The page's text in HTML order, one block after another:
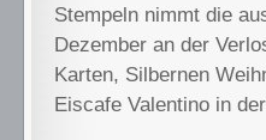
Stempeln nimmt die
Dezember an der
Karten, Silbernen
Eiscafe Valentino in